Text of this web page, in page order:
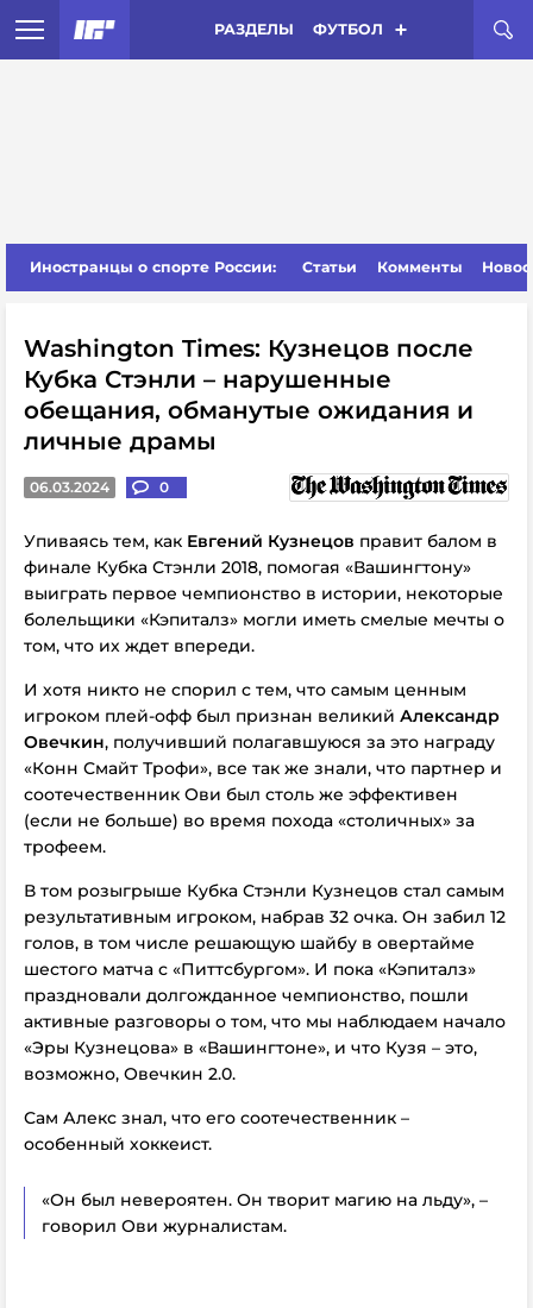
РАЗДЕЛЫ ФУТБОЛ
Иностранцы о спорте России: Статьи Комменты
Washington Times: Кузнецов после
Кубка Стэнли – нарушенные
обещания, обманутые ожидания и
личные драмы
06.03.2024 0
Упиваясь тем, как Евгений Кузнецов правит балом в
финале Кубка Стэнли 2018, помогая «Вашингтону»
выиграть первое чемпионство в истории, некоторые
болельщики «Кэпиталз» могли иметь смелые мечты о
том, что их ждет впереди.
И хотя никто не спорил с тем, что самым ценным
игроком плей-офф был признан великий Александр
Овечкин, получивший полагавшуюся за это награду
«Конн Смайт Трофи», все так же знали, что партнер и
соотечественник Ови был столь же эффективен
(если не больше) во время похода «столичных» за
трофеем.
В том розыгрыше Кубка Стэнли Кузнецов стал самым
результативным игроком, набрав 32 очка. Он забил 12
голов, в том числе решающую шайбу в овертайме
шестого матча с «Питтсбургом». И пока «Кэпиталз»
праздновали долгожданное чемпионство, пошли
активные разговоры о том, что мы наблюдаем начало
«Эры Кузнецова» в «Вашингтоне», и что Кузя – это,
возможно, Овечкин 2.0.
Сам Алекс знал, что его соотечественник –
особенный хоккеист.
«Он был невероятен. Он творит магию на льду», –
говорил Ови журналистам.